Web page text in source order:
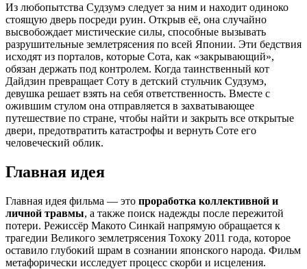
Из любопытства Судзумэ следует за ним и находит одиноко
стоящую дверь посреди руин. Открыв её, она случайно
высвобождает мистические силы, способные вызывать
разрушительные землетрясения по всей Японии. Эти бедствия
исходят из порталов, которые Сота, как «закрывающий»,
обязан держать под контролем. Когда таинственный кот
Дайдзин превращает Соту в детский стульчик Судзумэ,
девушка решает взять на себя ответственность. Вместе с
ожившим стулом она отправляется в захватывающее
путешествие по стране, чтобы найти и закрыть все открытые
двери, предотвратить катастрофы и вернуть Соте его
человеческий облик.
Главная идея
Главная идея фильма — это проработка коллективной и
личной травмы, а также поиск надежды после пережитой
потери. Режиссёр Макото Синкай напрямую обращается к
трагедии Великого землетрясения Тохоку 2011 года, которое
оставило глубокий шрам в сознании японского народа. Фильм
метафорически исследует процесс скорби и исцеления.